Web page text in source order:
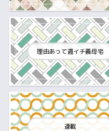
理由あって週イチ義母宅
連載